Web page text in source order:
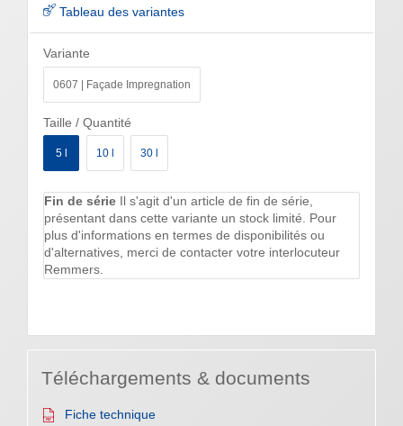
Tableau des variantes
Variante
0607 | Façade Impregnation
Taille / Quantité
5 l 10 l 30 l
Fin de série Il s'agit d'un article de fin de série,
présentant dans cette variante un stock limité. Pour
plus d'informations en termes de disponibilités ou
d'alternatives, merci de contacter votre interlocuteur
Remmers.
Téléchargements & documents
Fiche technique